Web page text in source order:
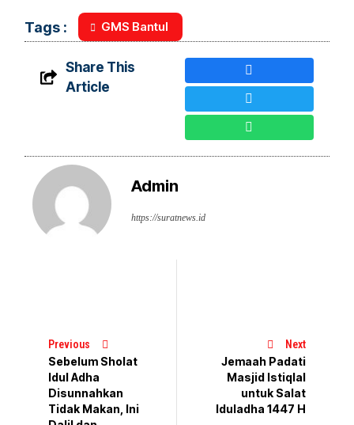
Tags : GMS Bantul
Share This
Article
Admin
https://suratnews.id
Previous
Sebelum Sholat
Idul Adha
Disunnahkan
Tidak Makan, Ini
Next
Jemaah Padati
Masjid Istiqlal
untuk Salat
Iduladha 1447 H